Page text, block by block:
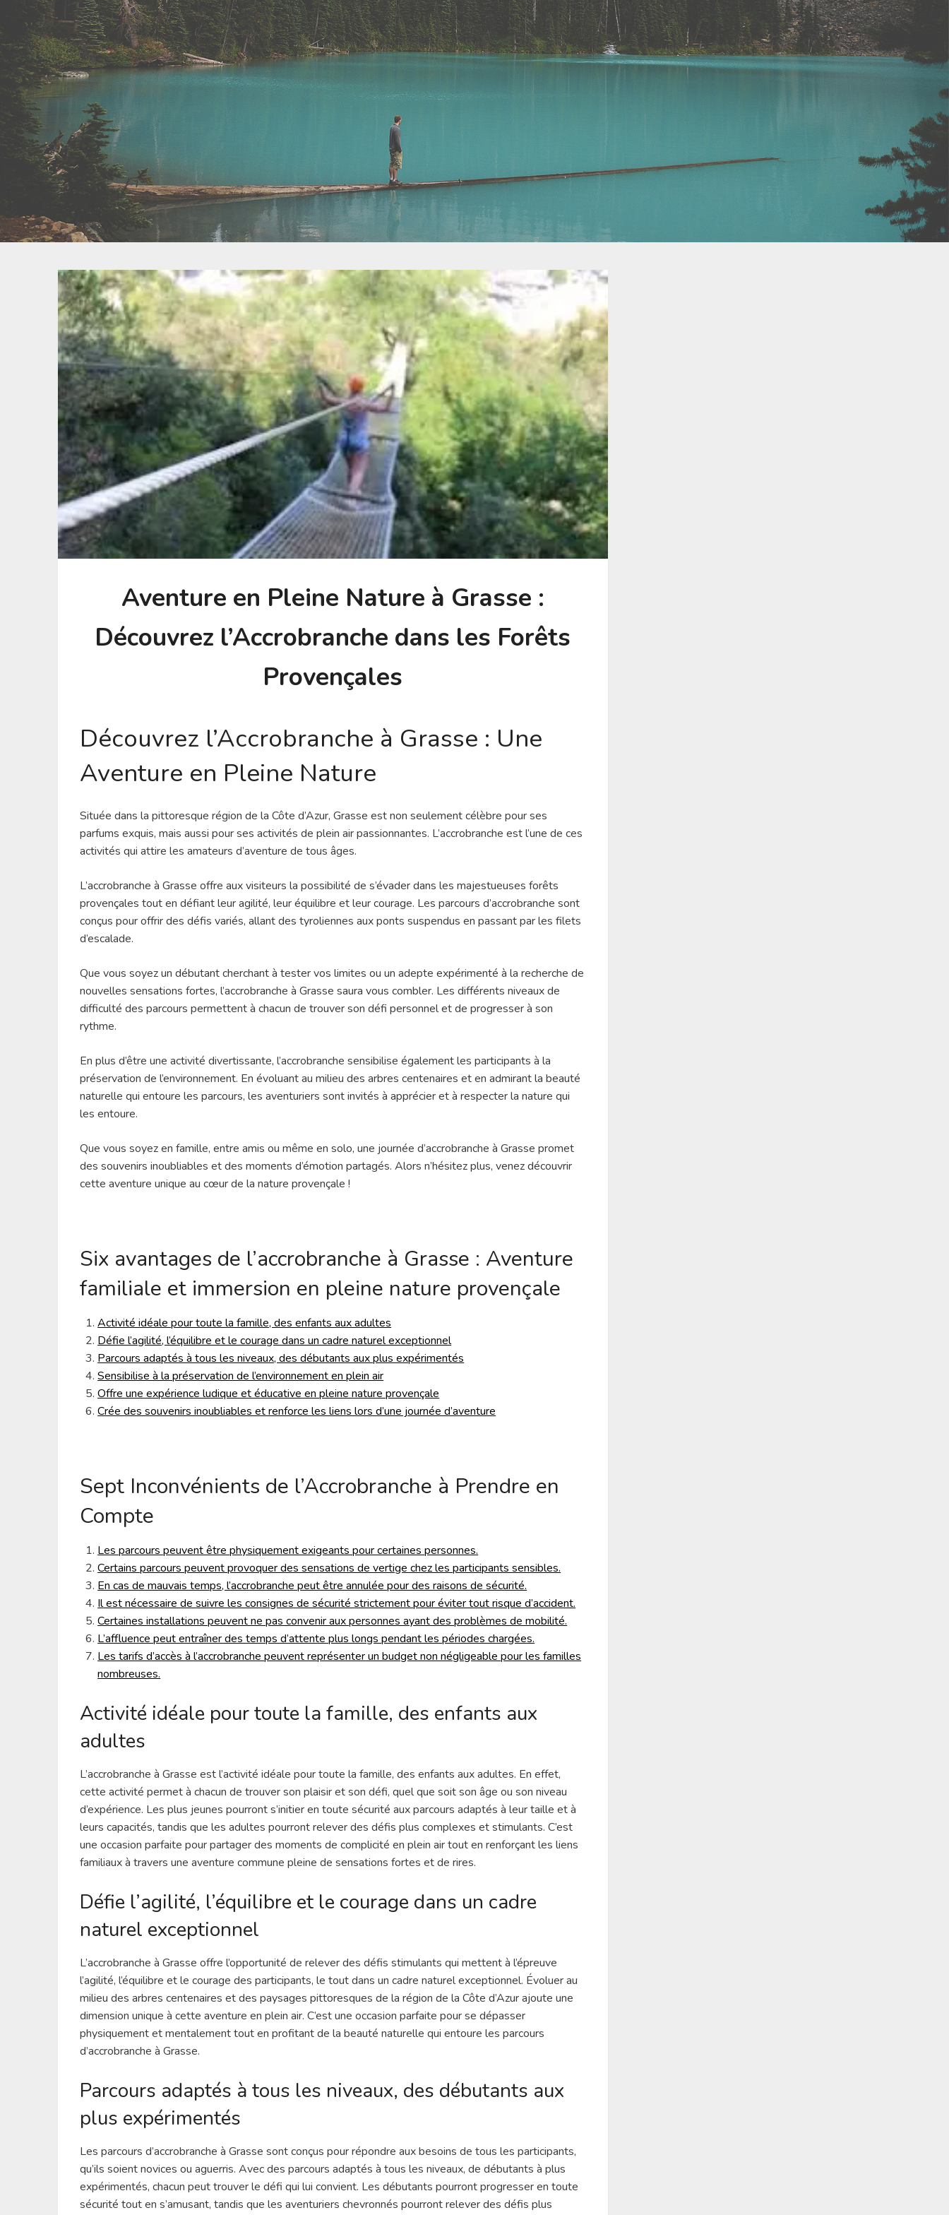
Aventure en Pleine Nature à Grasse :
Découvrez l’Accrobranche dans les Forêts
Provençales
Découvrez l’Accrobranche à Grasse : Une
Aventure en Pleine Nature
Située dans la pittoresque région de la Côte d’Azur, Grasse est non seulement célèbre pour ses
parfums exquis, mais aussi pour ses activités de plein air passionnantes. L’accrobranche est l’une de ces
activités qui attire les amateurs d’aventure de tous âges.
L’accrobranche à Grasse offre aux visiteurs la possibilité de s’évader dans les majestueuses forêts
provençales tout en défiant leur agilité, leur équilibre et leur courage. Les parcours d’accrobranche sont
conçus pour offrir des défis variés, allant des tyroliennes aux ponts suspendus en passant par les filets
d’escalade.
Que vous soyez un débutant cherchant à tester vos limites ou un adepte expérimenté à la recherche de
nouvelles sensations fortes, l’accrobranche à Grasse saura vous combler. Les différents niveaux de
difficulté des parcours permettent à chacun de trouver son défi personnel et de progresser à son
rythme.
En plus d’être une activité divertissante, l’accrobranche sensibilise également les participants à la
préservation de l’environnement. En évoluant au milieu des arbres centenaires et en admirant la beauté
naturelle qui entoure les parcours, les aventuriers sont invités à apprécier et à respecter la nature qui
les entoure.
Que vous soyez en famille, entre amis ou même en solo, une journée d’accrobranche à Grasse promet
des souvenirs inoubliables et des moments d’émotion partagés. Alors n’hésitez plus, venez découvrir
cette aventure unique au cœur de la nature provençale !
Six avantages de l’accrobranche à Grasse : Aventure
familiale et immersion en pleine nature provençale
Activité idéale pour toute la famille, des enfants aux adultes
Défie l’agilité, l’équilibre et le courage dans un cadre naturel exceptionnel
Parcours adaptés à tous les niveaux, des débutants aux plus expérimentés
Sensibilise à la préservation de l’environnement en plein air
Offre une expérience ludique et éducative en pleine nature provençale
Crée des souvenirs inoubliables et renforce les liens lors d’une journée d’aventure
Sept Inconvénients de l’Accrobranche à Prendre en
Compte
Les parcours peuvent être physiquement exigeants pour certaines personnes.
Certains parcours peuvent provoquer des sensations de vertige chez les participants sensibles.
En cas de mauvais temps, l’accrobranche peut être annulée pour des raisons de sécurité.
Il est nécessaire de suivre les consignes de sécurité strictement pour éviter tout risque d’accident.
Certaines installations peuvent ne pas convenir aux personnes ayant des problèmes de mobilité.
L’affluence peut entraîner des temps d’attente plus longs pendant les périodes chargées.
Les tarifs d’accès à l’accrobranche peuvent représenter un budget non négligeable pour les familles
nombreuses.
Activité idéale pour toute la famille, des enfants aux
adultes
L’accrobranche à Grasse est l’activité idéale pour toute la famille, des enfants aux adultes. En effet,
cette activité permet à chacun de trouver son plaisir et son défi, quel que soit son âge ou son niveau
d’expérience. Les plus jeunes pourront s’initier en toute sécurité aux parcours adaptés à leur taille et à
leurs capacités, tandis que les adultes pourront relever des défis plus complexes et stimulants. C’est
une occasion parfaite pour partager des moments de complicité en plein air tout en renforçant les liens
familiaux à travers une aventure commune pleine de sensations fortes et de rires.
Défie l’agilité, l’équilibre et le courage dans un cadre
naturel exceptionnel
L’accrobranche à Grasse offre l’opportunité de relever des défis stimulants qui mettent à l’épreuve
l’agilité, l’équilibre et le courage des participants, le tout dans un cadre naturel exceptionnel. Évoluer au
milieu des arbres centenaires et des paysages pittoresques de la région de la Côte d’Azur ajoute une
dimension unique à cette aventure en plein air. C’est une occasion parfaite pour se dépasser
physiquement et mentalement tout en profitant de la beauté naturelle qui entoure les parcours
d’accrobranche à Grasse.
Parcours adaptés à tous les niveaux, des débutants aux
plus expérimentés
Les parcours d’accrobranche à Grasse sont conçus pour répondre aux besoins de tous les participants,
qu’ils soient novices ou aguerris. Avec des parcours adaptés à tous les niveaux, de débutants à plus
expérimentés, chacun peut trouver le défi qui lui convient. Les débutants pourront progresser en toute
sécurité tout en s’amusant, tandis que les aventuriers chevronnés pourront relever des défis plus